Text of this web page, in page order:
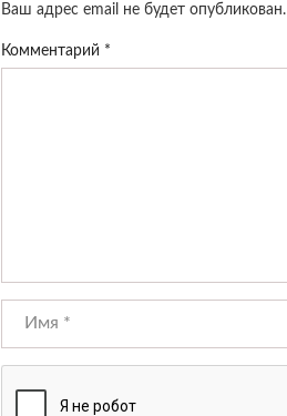
Ваш адрес email не будет опубликован.
Комментарий *